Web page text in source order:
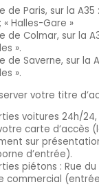
de Paris, sur la A35
Halles-Gare »
de Colmar, sur la
».
de Saverne, sur la
».
votre titre
voitures 24h/
carte d’accès
sur
d’entrée).
piétons : Rue
commercial